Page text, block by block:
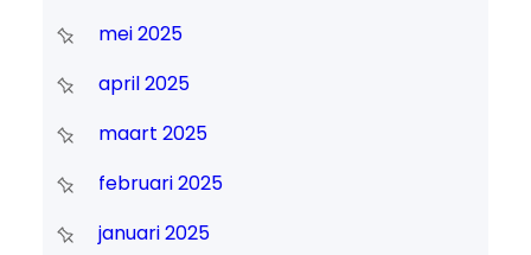
mei 2025
april 2025
maart 2025
februari 2025
januari 2025